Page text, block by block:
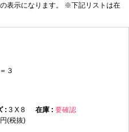
表示になります。 ※下記リストは在
３
3 X 8
要確認
(税抜)